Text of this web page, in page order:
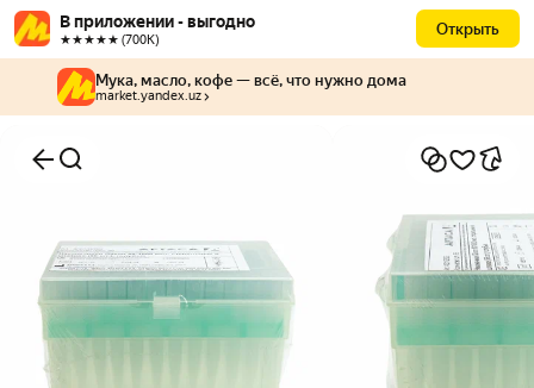
В приложении - выгодно
★★★★★ (700К)
Открыть
Мука, масло, кофе — всё, что нужно дома
market.yandex.uz